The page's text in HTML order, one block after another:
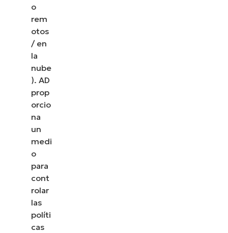
o
rem
otos
/ en
la
nube
). AD
prop
orcio
na
un
medi
o
para
cont
rolar
las
políti
cas